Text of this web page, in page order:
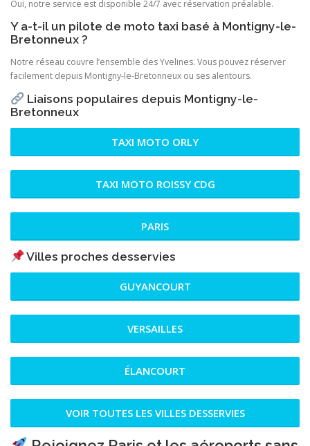
Oui, notre service est disponible 24/7 avec réservation préalable.
Y a-t-il un pilote de moto taxi basé à Montigny-le-
Bretonneux ?
Notre réseau couvre l’ensemble des Yvelines. Vous pouvez réserver
facilement depuis Montigny-le-Bretonneux ou ses alentours.
Liaisons populaires depuis Montigny-le-
Bretonneux
TAXI MOTO ORLY
TAXI MOTO ROISSY CDG
PARIS
Villes proches desservies
GUYANCOURT
VERSAILLES
ÉLANCOURT
VOIR TOUTES LES VILLES DESSERVIES